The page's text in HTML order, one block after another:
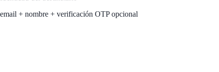
email + nombre + verificación OTP opcional